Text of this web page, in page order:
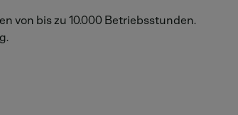
von bis zu 10.000 Betriebsstunden.